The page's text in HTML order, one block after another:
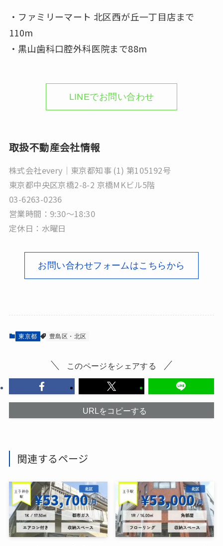
・ファミリーマート 北区西が丘一丁目店まで
110m
・黒山歯科口腔外科医院まで88m
LINEでお問い合わせ
取扱不動産会社情報
株式会社every｜東京都知事 (1) 第105192号
東京都中央区京橋2-8-2 京橋MKビル5階
03-6263-0236
営業時間：9:30～18:30
定休日：水曜日
お問い合わせフォームはこちらから
東京都 豊島区・北区
このページをシェアする
URLをコピーする
関連するページ